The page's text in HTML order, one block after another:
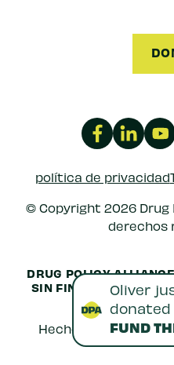
política de privacidad
© Copyright 2026 Drug
derechos
DRUG POLICY
SIN FINES DE LUCRO
LOS EE.
Hecho con amar
por